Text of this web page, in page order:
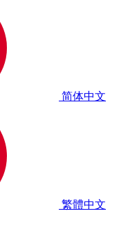
简体中文
繁體中文